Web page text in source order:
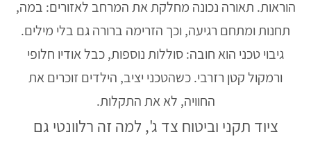
הוראות. תאורה נכונה מחלקת את המרחב לאזורים: במה,
תחנות ומתחם רגיעה, וכך הזרימה ברורה גם בלי מילים.
גיבוי טכני הוא חובה: סוללות נוספות, כבל אודיו חלופי
ורמקול קטן רזרבי. כשהטכני יציב, הילדים זוכרים את
החוויה, לא את התקלות.
ציוד תקני וביטוח צד ג', למה זה רלוונטי גם